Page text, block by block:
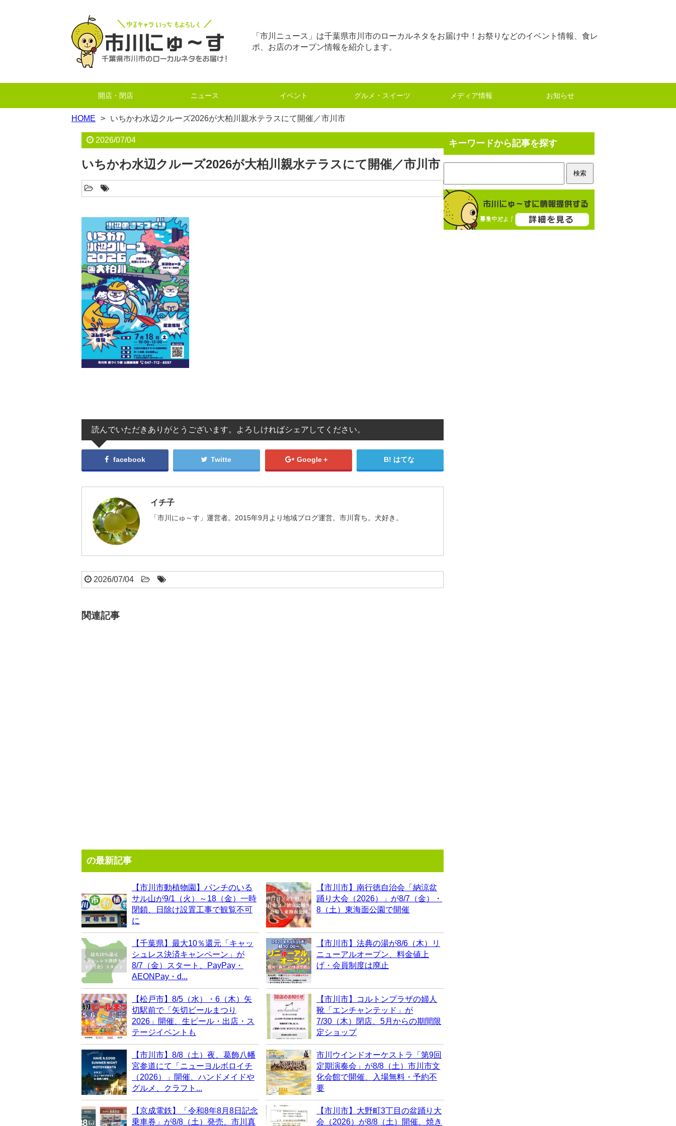
「市川ニュース」は千葉県市川市のローカルネタをお届け中！お祭りなどのイベント情報、食レ
ポ、お店のオープン情報を紹介します。
開店・閉店 ニュース イベント グルメ・スイーツ メディア情報 お知らせ
HOME いちかわ水辺クルーズ2026が大柏川親水テラスにて開催／市川市
2026/07/04
いちかわ水辺クルーズ2026が大柏川親水テラスにて開催／市川市
読んでいただきありがとうございます。よろしければシェアしてください。
facebook Twitte Google＋ はてな
イチ子
「市川にゅ～す」運営者。2015年9月より地域ブログ運営。市川育ち。犬好き。
2026/07/04
関連記事
の最新記事
【市川市動植物園】パンチのいる
サル山が9/1（火）～18（金）一時
閉鎖、日除け設置工事で観覧不可
に
【市川市】南行徳自治会「納涼盆
踊り大会（2026）」が8/7（金）・
8（土）東海面公園で開催
【千葉県】最大10％還元「キャッ
シュレス決済キャンペーン」が
8/7（金）スタート、PayPay・
AEONPay・d...
【市川市】法典の湯が8/6（木）リ
ニューアルオープン、料金値上
げ・会員制度は廃止
【松戸市】8/5（水）・6（木）矢
切駅前で「矢切ビールまつり
2026」開催、生ビール・出店・ス
テージイベントも
【市川市】コルトンプラザの婦人
靴「エンチャンテッド」が
7/30（木）閉店、5月からの期間限
定ショップ
【市川市】8/8（土）夜、葛飾八幡
宮参道にて「ニューヨルボロイチ
（2026）」開催、ハンドメイドや
グルメ、クラフト...
市川ウインドオーケストラ「第9回
定期演奏会」が8/8（土）市川市文
化会館で開催、入場無料・予約不
要
【京成電鉄】「令和8年8月8日記念
乗車券」が8/8（土）発売、市川真
【市川市】大野町3丁目の盆踊り大
会（2026）が8/8（土）開催、焼き
キーワードから記事を探す